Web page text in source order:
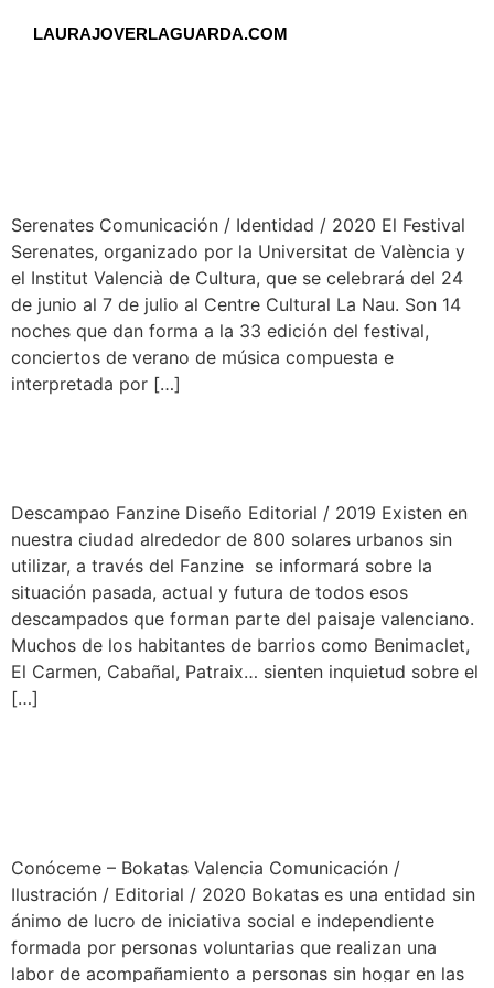
LAURAJOVERLAGUARDA.COM
Serenates Comunicación / Identidad / 2020 El Festival
Serenates, organizado por la Universitat de València y
el Institut Valencià de Cultura, que se celebrará del 24
de junio al 7 de julio al Centre Cultural La Nau. Son 14
noches que dan forma a la 33 edición del festival,
conciertos de verano de música compuesta e
interpretada por […]
Descampao Fanzine Diseño Editorial / 2019 Existen en
nuestra ciudad alrededor de 800 solares urbanos sin
utilizar, a través del Fanzine se informará sobre la
situación pasada, actual y futura de todos esos
descampados que forman parte del paisaje valenciano.
Muchos de los habitantes de barrios como Benimaclet,
El Carmen, Cabañal, Patraix… sienten inquietud sobre el
[…]
Conóceme – Bokatas Valencia Comunicación /
Ilustración / Editorial / 2020 Bokatas es una entidad sin
ánimo de lucro de iniciativa social e independiente
formada por personas voluntarias que realizan una
labor de acompañamiento a personas sin hogar en las